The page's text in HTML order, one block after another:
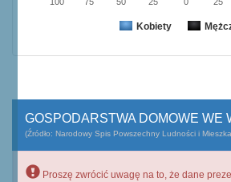
Kobiety
GOSPODARSTWA DOMOWE WE
(Źródło: Narodowy Spis Powszechny Ludności i
Proszę zwrócić uwagę na to, że dane